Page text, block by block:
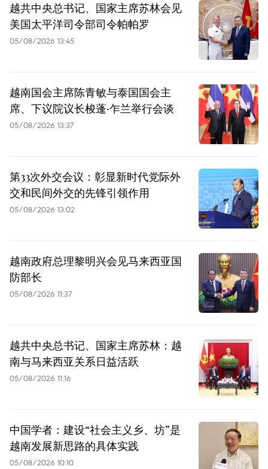
越共中央总书记、国家主席苏林会见
美国太平洋司令部司令帕帕罗
05/08/2026 13:45
越南国会主席陈青敏与泰国国会主
席、下议院议长梭蓬·乍兰举行会谈
05/08/2026 13:37
第33次外交会议：彰显新时代党际外
交和民间外交的先锋引领作用
05/08/2026 13:02
越南政府总理黎明兴会见马来西亚国
防部长
05/08/2026 11:37
越共中央总书记、国家主席苏林：越
南与马来西亚关系日益活跃
05/08/2026 11:16
中国学者：建设“社会主义乡、坊”是
越南发展新思路的具体实践
05/08/2026 10:10